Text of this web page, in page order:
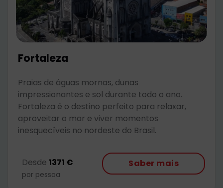
Fortaleza
Praias de águas mornas, dunas
impressionantes e sol durante todo o ano.
Fortaleza é o destino perfeito para relaxar,
aproveitar o mar e viver momentos
inesquecíveis no nordeste do Brasil.
Desde 1371 €
por pessoa
Saber mais